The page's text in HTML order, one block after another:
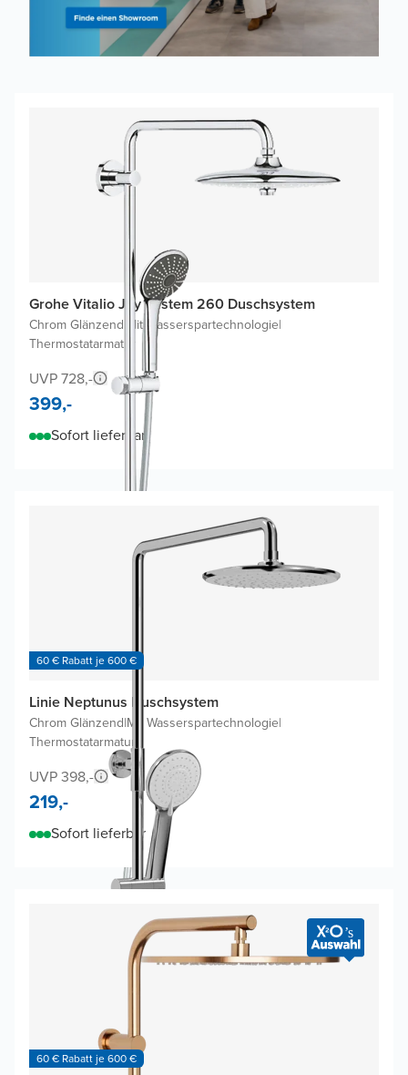
Grohe Vitalio Joy System 260 Duschsystem
Chrom Glänzend Mit Wasserspartechnologie|
Thermostatarmatur
UVP 728,-
399,-
Sofort lieferbar
60 € Rabatt je 600 €
Linie Neptunus Duschsystem
Chrom Glänzend|Mit Wasserspartechnologie|
Thermostatarmatur
UVP 398,-
219,-
Sofort lieferbar
60 € Rabatt je 600 €